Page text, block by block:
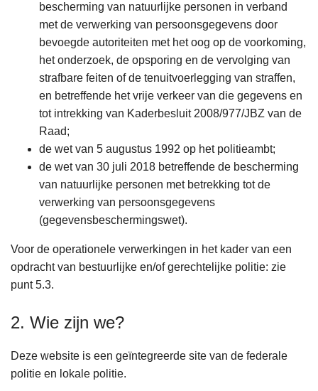
bescherming van natuurlijke personen in verband
met de verwerking van persoonsgegevens door
bevoegde autoriteiten met het oog op de voorkoming,
het onderzoek, de opsporing en de vervolging van
strafbare feiten of de tenuitvoerlegging van straffen,
en betreffende het vrije verkeer van die gegevens en
tot intrekking van Kaderbesluit 2008/977/JBZ van de
Raad;
de wet van 5 augustus 1992 op het politieambt;
de wet van 30 juli 2018 betreffende de bescherming
van natuurlijke personen met betrekking tot de
verwerking van persoonsgegevens
(gegevensbeschermingswet).
Voor de operationele verwerkingen in het kader van een
opdracht van bestuurlijke en/of gerechtelijke politie: zie
punt 5.3.
2. Wie zijn we?
Deze website is een geïntegreerde site van de federale
politie en lokale politie.